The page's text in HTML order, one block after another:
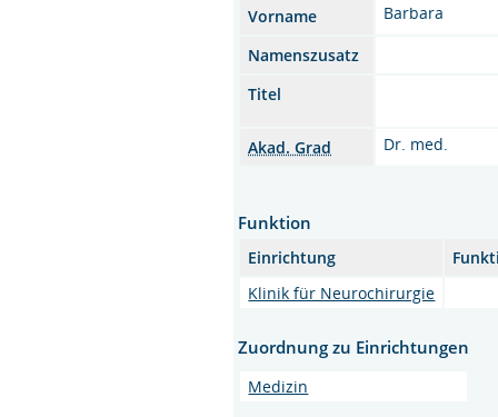
Vorname
Barbara
Namenszusatz
Titel
Akad. Grad Dr. med.
Funktion
Einrichtung
Klinik für Neurochirurgie
Zuordnung zu Einrichtungen
Medizin